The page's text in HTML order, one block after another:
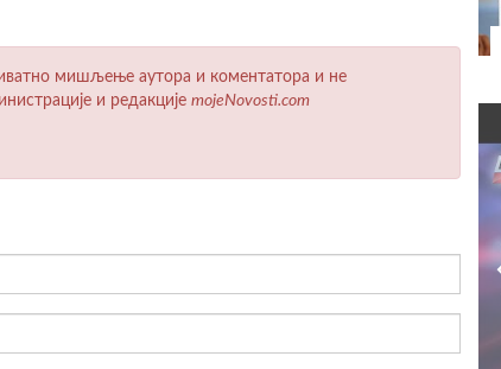
мишљење аутора и коментатора и не
и редакције mojeNovosti.com